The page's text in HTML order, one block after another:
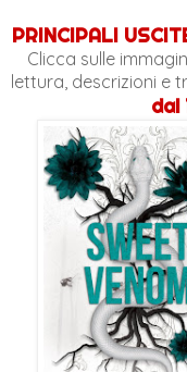
PRINCIPALI
Clicca sulle
lettura, descrizioni e
dal